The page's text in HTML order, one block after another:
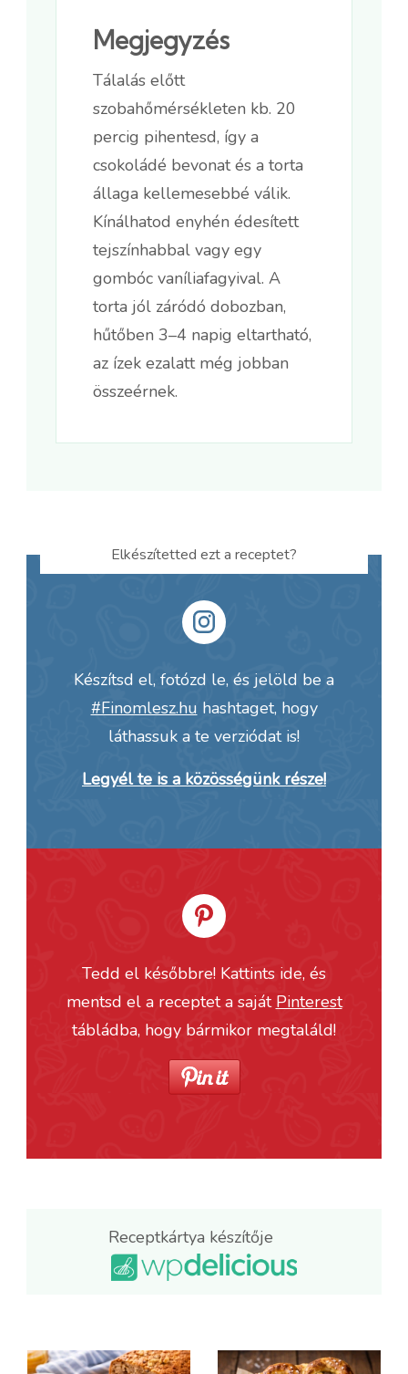
Megjegyzés
Tálalás előtt
szobahőmérsékleten kb. 20
percig pihentesd, így a
csokoládé bevonat és a torta
állaga kellemesebbé válik.
Kínálhatod enyhén édesített
tejszínhabbal vagy egy
gombóc vaníliafagyival. A
torta jól záródó dobozban,
hűtőben 3–4 napig eltartható,
az ízek ezalatt még jobban
összeérnek.
Elkészítetted ezt a receptet?
Készítsd el, fotózd le, és jelöld be a
#Finomlesz.hu hashtaget, hogy
láthassuk a te verziódat is!
Legyél te is a közösségünk része!
Tedd el későbbre! Kattints ide, és
mentsd el a receptet a saját Pinterest
tábládba, hogy bármikor megtaláld!
Receptkártya készítője